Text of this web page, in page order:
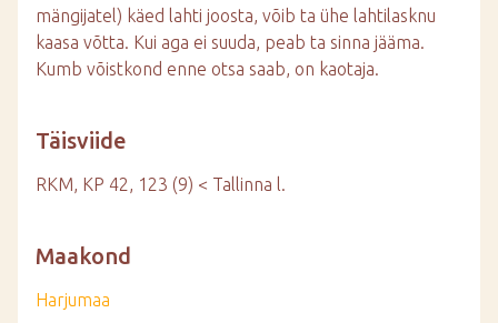
mängijatel) käed lahti joosta, võib ta ühe lahtilasknu
kaasa võtta. Kui aga ei suuda, peab ta sinna jääma.
Kumb võistkond enne otsa saab, on kaotaja.
Täisviide
RKM, KP 42, 123 (9) < Tallinna l.
Maakond
Harjumaa